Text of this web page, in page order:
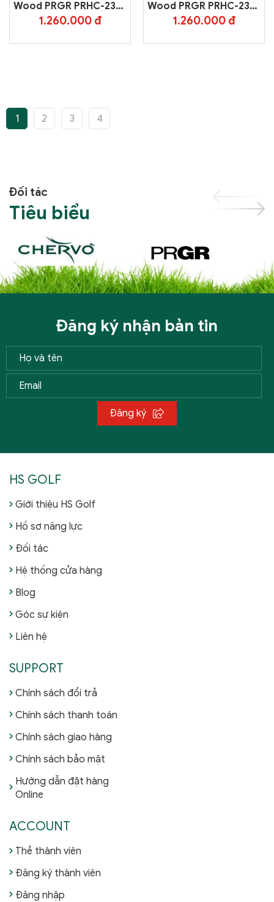
Wood PRGR PRHC-232F
– White
1.260.000 đ
Wood PRGR PRHC-232F
– Yellow
1.260.000 đ
1 2 3 4
Đối tác
Tiêu biểu
Đăng ký nhận bản tin
Đăng ký
HS GOLF
Giới thiệu HS Golf
Hồ sơ năng lực
Đối tác
Hệ thống cửa hàng
Blog
Góc sự kiện
Liên hệ
SUPPORT
Chính sách đổi trả
Chính sách thanh toán
Chính sách giao hàng
Chính sách bảo mật
Hướng dẫn đặt hàng
Online
ACCOUNT
Thẻ thành viên
Đăng ký thành viên
Đăng nhập